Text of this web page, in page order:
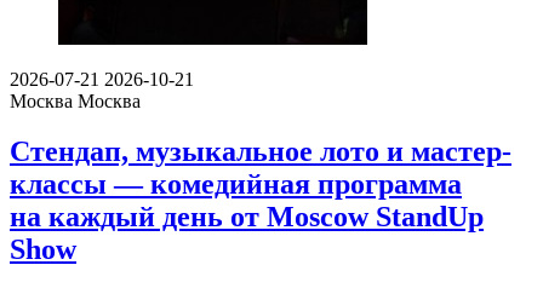
2026-07-21 2026-10-21
Москва Москва
Стендап, музыкальное лото и мастер-
классы — комедийная программа
на каждый день от Moscow StandUp
Show